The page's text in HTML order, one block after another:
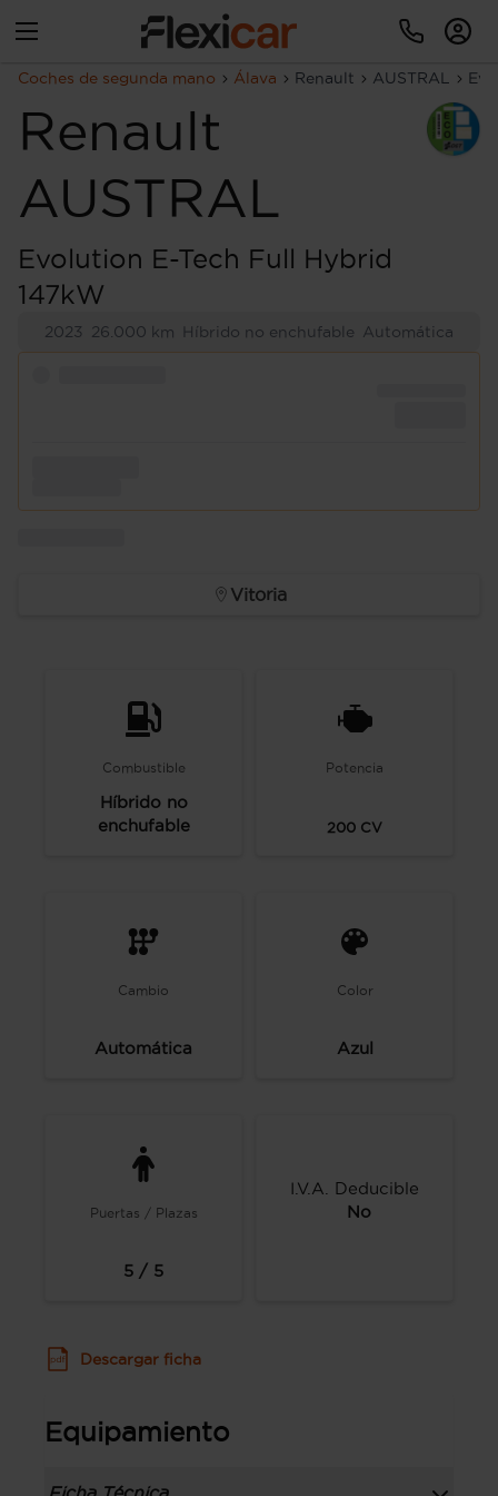
Coches de segunda mano Álava Renault AUSTRAL
Renault
AUSTRAL
Evolution E-Tech Full Hybrid
147kW
2023 26.000 km Híbrido no enchufable Automática
Vitoria
Combustible
Híbrido no
enchufable
Potencia
200 CV
Cambio
Automática
Color
Azul
Puertas / Plazas
5 / 5
I.V.A. Deducible
No
Descargar ficha
Equipamiento